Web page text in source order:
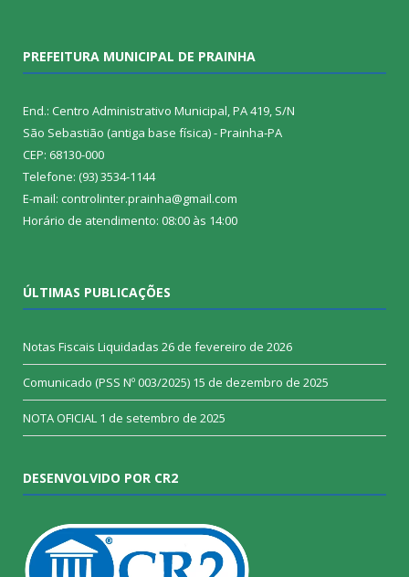
PREFEITURA MUNICIPAL DE PRAINHA
End.: Centro Administrativo Municipal, PA 419, S/N
São Sebastião (antiga base física) - Prainha-PA
CEP: 68130-000
Telefone: (93) 3534-1144
E-mail: controlinter.prainha@gmail.com
Horário de atendimento: 08:00 às 14:00
ÚLTIMAS PUBLICAÇÕES
Notas Fiscais Liquidadas 26 de fevereiro de 2026
Comunicado (PSS Nº 003/2025) 15 de dezembro de 2025
NOTA OFICIAL 1 de setembro de 2025
DESENVOLVIDO POR CR2